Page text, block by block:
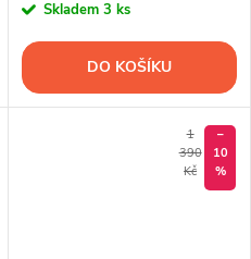
Skladem 3 ks
DO KOŠÍKU
1
390
Kč
–
10
%